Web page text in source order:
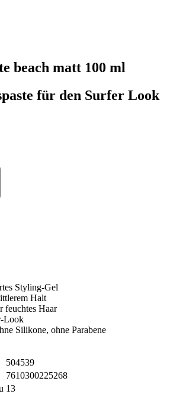
beach matt 100 ml
für den Surfer Look
Styling-Gel
Halt
feuchtes Haar
Look
Silikone, ohne Parabene
504539
7610300225268
13